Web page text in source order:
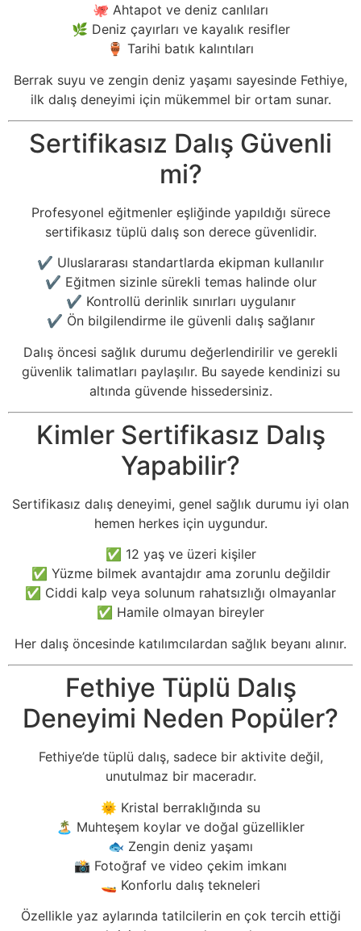
🐙 Ahtapot ve deniz canlıları
🌿 Deniz çayırları ve kayalık resifler
🏺 Tarihi batık kalıntıları
Berrak suyu ve zengin deniz yaşamı sayesinde Fethiye,
ilk dalış deneyimi için mükemmel bir ortam sunar.
Sertifikasız Dalış Güvenli
mi?
Profesyonel eğitmenler eşliğinde yapıldığı sürece
sertifikasız tüplü dalış son derece güvenlidir.
✔ Uluslararası standartlarda ekipman kullanılır
✔ Eğitmen sizinle sürekli temas halinde olur
✔ Kontrollü derinlik sınırları uygulanır
✔ Ön bilgilendirme ile güvenli dalış sağlanır
Dalış öncesi sağlık durumu değerlendirilir ve gerekli
güvenlik talimatları paylaşılır. Bu sayede kendinizi su
altında güvende hissedersiniz.
Kimler Sertifikasız Dalış
Yapabilir?
Sertifikasız dalış deneyimi, genel sağlık durumu iyi olan
hemen herkes için uygundur.
✅ 12 yaş ve üzeri kişiler
✅ Yüzme bilmek avantajdır ama zorunlu değildir
✅ Ciddi kalp veya solunum rahatsızlığı olmayanlar
✅ Hamile olmayan bireyler
Her dalış öncesinde katılımcılardan sağlık beyanı alınır.
Fethiye Tüplü Dalış
Deneyimi Neden Popüler?
Fethiye’de tüplü dalış, sadece bir aktivite değil,
unutulmaz bir maceradır.
🌞 Kristal berraklığında su
🏝️ Muhteşem koylar ve doğal güzellikler
🐟 Zengin deniz yaşamı
📸 Fotoğraf ve video çekim imkanı
🚤 Konforlu dalış tekneleri
Özellikle yaz aylarında tatilcilerin en çok tercih ettiği